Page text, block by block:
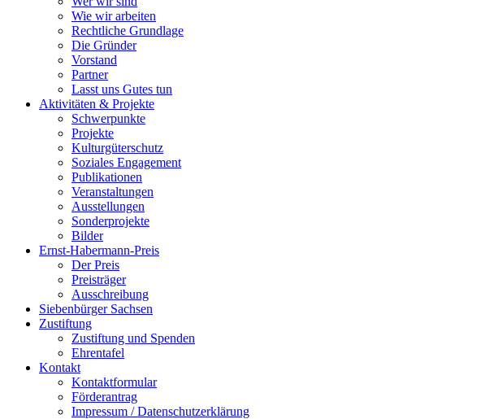
Wie wir arbeiten
Rechtliche Grundlage
Die Gründer
Vorstand
Partner
Lasst uns Gutes tun
Aktivitäten & Projekte
Schwerpunkte
Projekte
Kulturgüterschutz
Soziales Engagement
Publikationen
Veranstaltungen
Ausstellungen
Sonderprojekte
Bilder
Ernst-Habermann-Preis
Der Preis
Preisträger
Ausschreibung
Siebenbürger Sachsen
Zustiftung
Zustiftung und Spenden
Ehrentafel
Kontakt
Kontaktformular
Förderantrag
Impressum / Datenschutzerklärung